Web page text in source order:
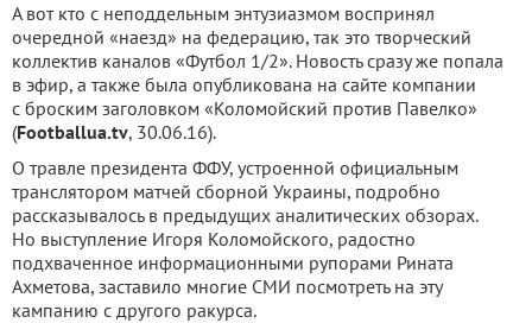
А вот кто с неподдельным энтузиазмом воспринял
очередной «наезд» на федерацию, так это творческий
коллектив каналов «Футбол 1/2». Новость сразу же попала
в эфир, а также была опубликована на сайте компании
с броским заголовком «Коломойский против Павелко»
(Footballua.tv, 30.06.16).
О травле президента ФФУ, устроенной официальным
транслятором матчей сборной Украины, подробно
рассказывалось в предыдущих аналитических обзорах.
Но выступление Игоря Коломойского, радостно
подхваченное информационными рупорами Рината
Ахметова, заставило многие СМИ посмотреть на эту
кампанию с другого ракурса.